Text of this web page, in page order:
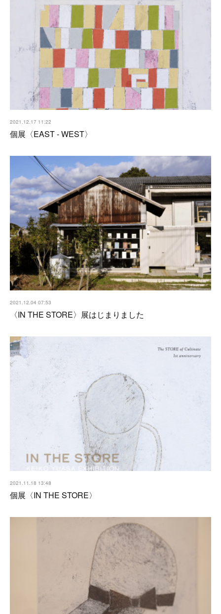
2021.12.17 11:22
個展〈EAST - WEST〉
2021.12.04 07:53
〈IN THE STORE〉展はじまりました
2021.11.18 13:48
個展〈IN THE STORE〉